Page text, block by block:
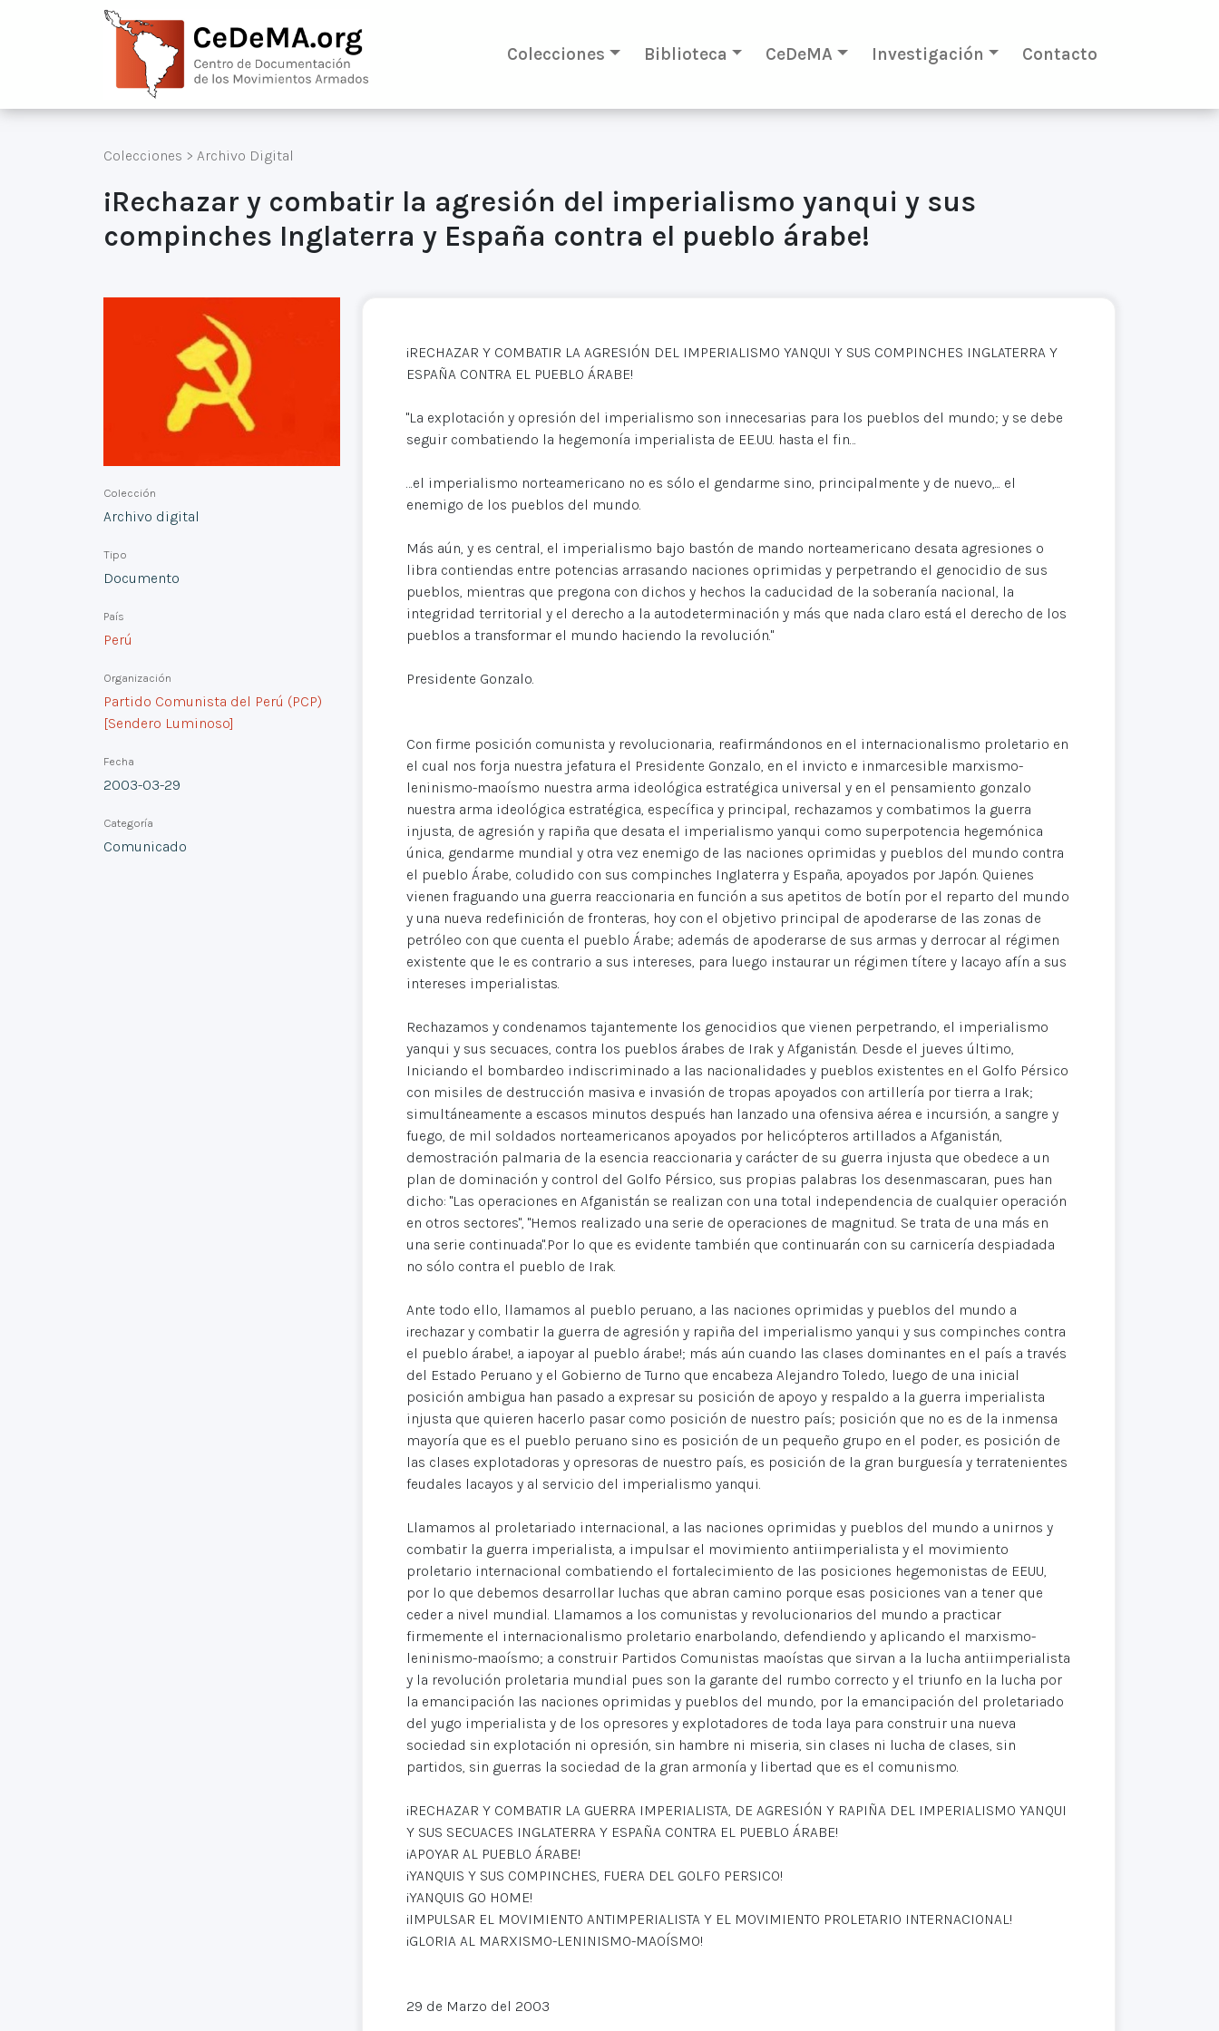
Colecciones Biblioteca CeDeMA Investigación Contacto
Colecciones > Archivo Digital
¡Rechazar y combatir la agresión del imperialismo yanqui y sus
compinches Inglaterra y España contra el pueblo árabe!
Colección
Archivo digital
Tipo
Documento
País
Perú
Organización
Partido Comunista del Perú (PCP)
[Sendero Luminoso]
Fecha
2003-03-29
Categoría
Comunicado
¡RECHAZAR Y COMBATIR LA AGRESIÓN DEL IMPERIALISMO YANQUI Y SUS COMPINCHES INGLATERRA Y
ESPAÑA CONTRA EL PUEBLO ÁRABE!
"La explotación y opresión del imperialismo son innecesarias para los pueblos del mundo; y se debe
seguir combatiendo la hegemonía imperialista de EE.UU. hasta el fin…
…el imperialismo norteamericano no es sólo el gendarme sino, principalmente y de nuevo,... el
enemigo de los pueblos del mundo.
Más aún, y es central, el imperialismo bajo bastón de mando norteamericano desata agresiones o
libra contiendas entre potencias arrasando naciones oprimidas y perpetrando el genocidio de sus
pueblos, mientras que pregona con dichos y hechos la caducidad de la soberanía nacional, la
integridad territorial y el derecho a la autodeterminación y más que nada claro está el derecho de los
pueblos a transformar el mundo haciendo la revolución."
Presidente Gonzalo.
Con firme posición comunista y revolucionaria, reafirmándonos en el internacionalismo proletario en
el cual nos forja nuestra jefatura el Presidente Gonzalo, en el invicto e inmarcesible marxismo-
leninismo-maoísmo nuestra arma ideológica estratégica universal y en el pensamiento gonzalo
nuestra arma ideológica estratégica, específica y principal, rechazamos y combatimos la guerra
injusta, de agresión y rapiña que desata el imperialismo yanqui como superpotencia hegemónica
única, gendarme mundial y otra vez enemigo de las naciones oprimidas y pueblos del mundo contra
el pueblo Árabe, coludido con sus compinches Inglaterra y España, apoyados por Japón. Quienes
vienen fraguando una guerra reaccionaria en función a sus apetitos de botín por el reparto del mundo
y una nueva redefinición de fronteras, hoy con el objetivo principal de apoderarse de las zonas de
petróleo con que cuenta el pueblo Árabe; además de apoderarse de sus armas y derrocar al régimen
existente que le es contrario a sus intereses, para luego instaurar un régimen títere y lacayo afín a sus
intereses imperialistas.
Rechazamos y condenamos tajantemente los genocidios que vienen perpetrando, el imperialismo
yanqui y sus secuaces, contra los pueblos árabes de Irak y Afganistán. Desde el jueves último,
Iniciando el bombardeo indiscriminado a las nacionalidades y pueblos existentes en el Golfo Pérsico
con misiles de destrucción masiva e invasión de tropas apoyados con artillería por tierra a Irak;
simultáneamente a escasos minutos después han lanzado una ofensiva aérea e incursión, a sangre y
fuego, de mil soldados norteamericanos apoyados por helicópteros artillados a Afganistán,
demostración palmaria de la esencia reaccionaria y carácter de su guerra injusta que obedece a un
plan de dominación y control del Golfo Pérsico, sus propias palabras los desenmascaran, pues han
dicho: "Las operaciones en Afganistán se realizan con una total independencia de cualquier operación
en otros sectores", "Hemos realizado una serie de operaciones de magnitud. Se trata de una más en
una serie continuada".Por lo que es evidente también que continuarán con su carnicería despiadada
no sólo contra el pueblo de Irak.
Ante todo ello, llamamos al pueblo peruano, a las naciones oprimidas y pueblos del mundo a
¡rechazar y combatir la guerra de agresión y rapiña del imperialismo yanqui y sus compinches contra
el pueblo árabe!, a ¡apoyar al pueblo árabe!; más aún cuando las clases dominantes en el país a través
del Estado Peruano y el Gobierno de Turno que encabeza Alejandro Toledo, luego de una inicial
posición ambigua han pasado a expresar su posición de apoyo y respaldo a la guerra imperialista
injusta que quieren hacerlo pasar como posición de nuestro país; posición que no es de la inmensa
mayoría que es el pueblo peruano sino es posición de un pequeño grupo en el poder, es posición de
las clases explotadoras y opresoras de nuestro país, es posición de la gran burguesía y terratenientes
feudales lacayos y al servicio del imperialismo yanqui.
Llamamos al proletariado internacional, a las naciones oprimidas y pueblos del mundo a unirnos y
combatir la guerra imperialista, a impulsar el movimiento antiimperialista y el movimiento
proletario internacional combatiendo el fortalecimiento de las posiciones hegemonistas de EEUU,
por lo que debemos desarrollar luchas que abran camino porque esas posiciones van a tener que
ceder a nivel mundial. Llamamos a los comunistas y revolucionarios del mundo a practicar
firmemente el internacionalismo proletario enarbolando, defendiendo y aplicando el marxismo-
leninismo-maoísmo; a construir Partidos Comunistas maoístas que sirvan a la lucha antiimperialista
y la revolución proletaria mundial pues son la garante del rumbo correcto y el triunfo en la lucha por
la emancipación las naciones oprimidas y pueblos del mundo, por la emancipación del proletariado
del yugo imperialista y de los opresores y explotadores de toda laya para construir una nueva
sociedad sin explotación ni opresión, sin hambre ni miseria, sin clases ni lucha de clases, sin
partidos, sin guerras la sociedad de la gran armonía y libertad que es el comunismo.
¡RECHAZAR Y COMBATIR LA GUERRA IMPERIALISTA, DE AGRESIÓN Y RAPIÑA DEL IMPERIALISMO YANQUI
Y SUS SECUACES INGLATERRA Y ESPAÑA CONTRA EL PUEBLO ÁRABE!
¡APOYAR AL PUEBLO ÁRABE!
¡YANQUIS Y SUS COMPINCHES, FUERA DEL GOLFO PERSICO!
¡YANQUIS GO HOME!
¡IMPULSAR EL MOVIMIENTO ANTIMPERIALISTA Y EL MOVIMIENTO PROLETARIO INTERNACIONAL!
¡GLORIA AL MARXISMO-LENINISMO-MAOÍSMO!
29 de Marzo del 2003